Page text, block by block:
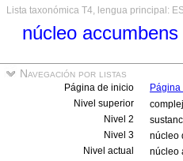
Lista taxonómica T4, lengua principal:
núcleo accumbens
Navegación por listas
Página de inicio
Nivel superior
Nivel 2
Nivel 3
núcleo
Nivel actual
núcleo